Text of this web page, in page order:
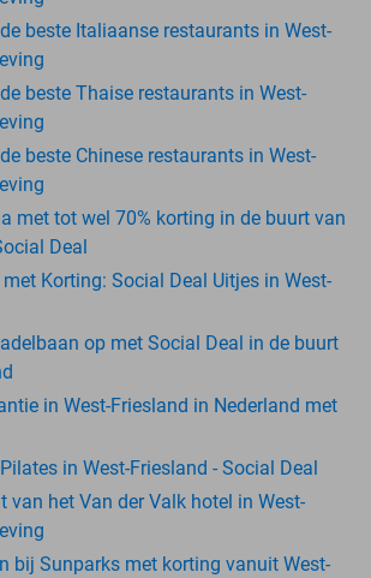
beste Italiaanse restaurants in West-
beste Thaise restaurants in West-
beste Chinese restaurants in West-
met tot wel 70% korting in de buurt van
Deal
Korting: Social Deal Uitjes in West-
op met Social Deal in de buurt
in West-Friesland in Nederland met
in West-Friesland - Social Deal
van het Van der Valk hotel in West-
bij Sunparks met korting vanuit West-